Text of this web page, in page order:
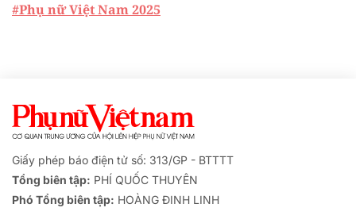
#Phụ nữ Việt Nam 2025
Giấy phép báo điện tử số: 313/GP - BTTTT
Tổng biên tập: PHÍ QUỐC THUYÊN
Phó Tổng biên tập: HOÀNG ĐINH LINH